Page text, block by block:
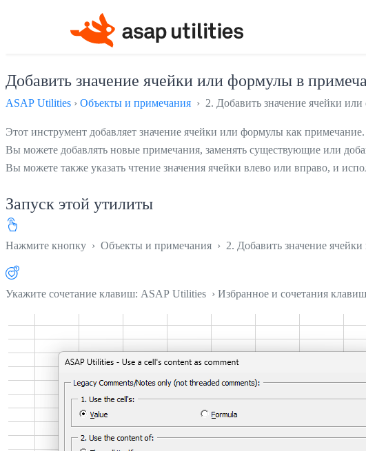
Добавить значение ячейки или формулы в
ASAP Utilities › Объекты и примечания › 2. Добавить значение ячейки
Этот инструмент добавляет значение ячейки или формулы как примечание.
Вы можете добавлять новые примечания, заменять существующие или
Вы можете также указать чтение значения ячейки влево или вправо, и
Запуск этой утилиты
Нажмите кнопку › Объекты и примечания › 2. Добавить значение
Укажите сочетание клавиш: ASAP Utilities › Избранное и сочетания